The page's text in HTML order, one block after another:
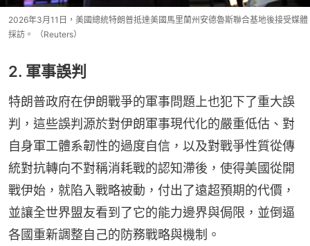
2026年3月11日，美國總統特朗普抵達美國馬里蘭州安德魯斯聯合基地後接受媒體
採訪。 （Reuters）
2. 軍事誤判
特朗普政府在伊朗戰爭的軍事問題上也犯下了重大誤
判，這些誤判源於對伊朗軍事現代化的嚴重低估、對
自身軍工體系韌性的過度自信，以及對戰爭性質從傳
統對抗轉向不對稱消耗戰的認知滯後，使得美國從開
戰伊始，就陷入戰略被動，付出了遠超預期的代價，
並讓全世界盟友看到了它的能力邊界與侷限，並倒逼
各國重新調整自己的防務戰略與機制。